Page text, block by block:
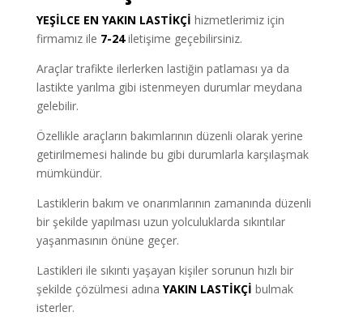
YEŞİLCE EN YAKIN LASTİKÇİ hizmetlerimiz için
firmamız ile 7-24iletişime geçebilirsiniz.
Araçlar trafikte ilerlerken lastiğin patlaması ya da
lastikte yarılma gibi istenmeyen durumlar meydana
gelebilir.
Özellikle araçların bakımlarının düzenli olarak yerine
getirilmemesi halinde bu gibi durumlarla karşılaşmak
mümkündür.
Lastiklerin bakım ve onarımlarının zamanında düzenli
bir şekilde yapılması uzun yolculuklarda sıkıntılar
yaşanmasının önüne geçer.
Lastikleri ile sıkıntı yaşayan kişiler sorunun hızlı bir
şekilde çözülmesi adına YAKIN LASTİKÇİ bulmak
isterler.